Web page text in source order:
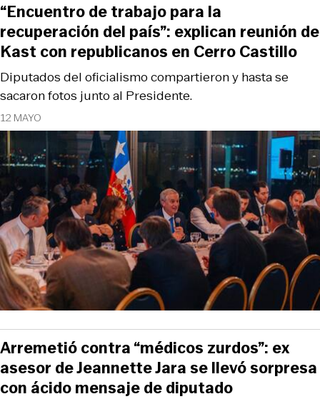
12 MAYO
Diputados del oficialismo compartieron y hasta se
sacaron fotos junto al Presidente.
“Encuentro de trabajo para la
recuperación del país”: explican reunión de
Kast con republicanos en Cerro Castillo
Arremetió contra “médicos zurdos”: ex
asesor de Jeannette Jara se llevó sorpresa
con ácido mensaje de diputado